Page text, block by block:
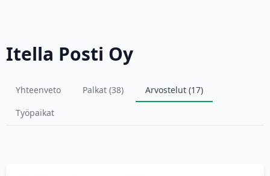
Itella Posti Oy
Yhteenveto Palkat (38)
Arvostelut (17)
Työpaikat